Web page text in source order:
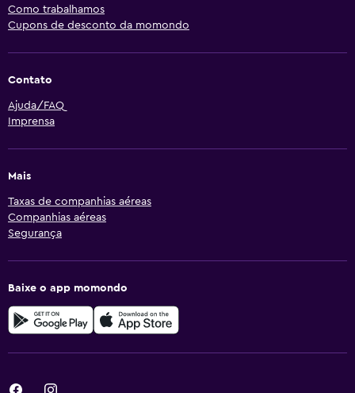
Como trabalhamos
Cupons de desconto da momondo
Contato
Ajuda/FAQ
Imprensa
Mais
Taxas de companhias aéreas
Companhias aéreas
Segurança
Baixe o app momondo